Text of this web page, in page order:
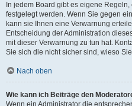
In jedem Board gibt es eigene
festgelegt werden. Wenn Sie gegen
kann sie Ihnen eine Verwarnung
Entscheidung der Administration
mit dieser Verwarnung zu tun hat.
Sie sich die nicht sicher sind, wieso
Nach oben
Wie kann ich Beiträge den
Wenn ein Administrator die